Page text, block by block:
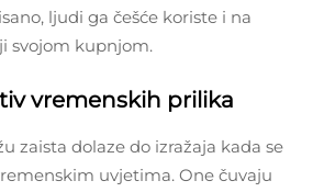
ljudi ga češće koriste i na
svojom kupnjom.
vremenskih prilika
zaista dolaze do izražaja kada se
uvjetima. One čuvaju